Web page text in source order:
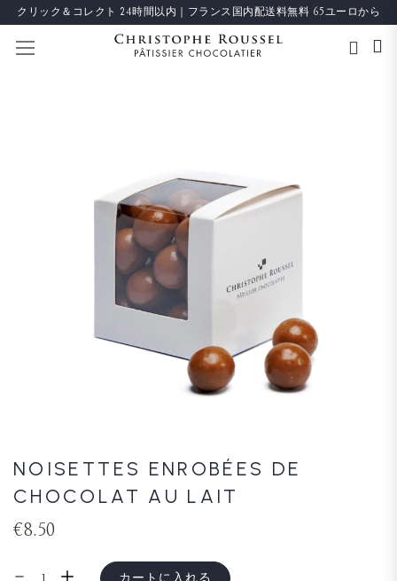
クリック＆コレクト 24時間以内｜フランス国内配送料無料 65ユーロから
NOISETTES ENROBÉES DE
CHOCOLAT AU LAIT
€8.50
カートに入れる